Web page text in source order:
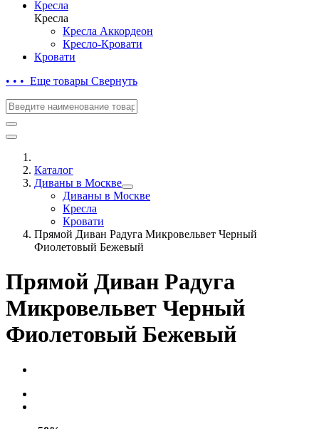
Кресла
Кресла
Кресла Аккордеон
Кресло-Кровати
Кровати
• • • Еще товары Свернуть
Каталог
Диваны в Москве
Диваны в Москве
Кресла
Кровати
Прямой Диван Радуга Микровельвет Черный
Фиолетовый Бежевый
Прямой Диван Радуга
Микровельвет Черный
Фиолетовый Бежевый